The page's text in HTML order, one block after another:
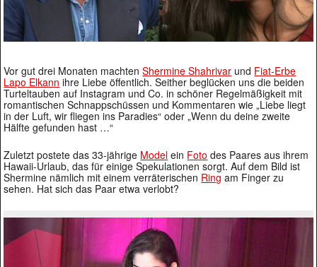
Vor gut drei Monaten machtenShermine Shahrivar und Fiat-Erbe
Lapo Elkann ihre Liebe öffentlich. Seither beglücken uns die beiden
Turteltauben auf Instagram und Co. in schöner Regelmäßigkeit mit
romantischen Schnappschüssen und Kommentaren wie „Liebe liegt
in der Luft, wir fliegen ins Paradies“ oder „Wenn du deine zweite
Hälfte gefunden hast …“
Zuletzt postete das 33-jährige Model ein Foto des Paares aus ihrem
Hawaii-Urlaub, das für einige Spekulationen sorgt. Auf dem Bild ist
Shermine nämlich mit einem verräterischen Ring am Finger zu
sehen. Hat sich das Paar etwa verlobt?